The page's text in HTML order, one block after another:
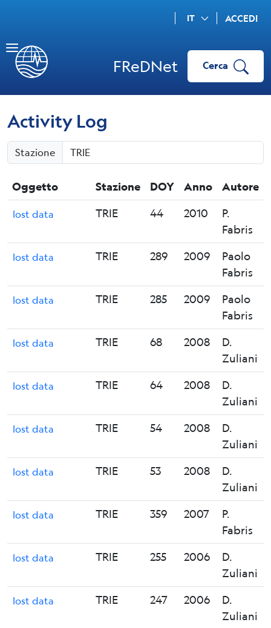
ACCEDI
IT
FReDNet Cerca
Activity Log
Stazione
Oggetto Stazione DOY Anno Autore
lost data TRIE 44 2010
P.
Fabris
lost data TRIE 289 2009
Paolo
Fabris
lost data TRIE 285 2009
Paolo
Fabris
lost data TRIE 68 2008
D.
Zuliani
lost data TRIE 64 2008
D.
Zuliani
lost data TRIE 54 2008
D.
Zuliani
lost data TRIE 53 2008
D.
Zuliani
lost data TRIE 359 2007
P.
Fabris
lost data TRIE 255 2006
D.
Zuliani
lost data TRIE 247 2006
D.
Zuliani